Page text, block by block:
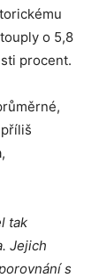
o 5,8
procent.
tak
Jejich
s